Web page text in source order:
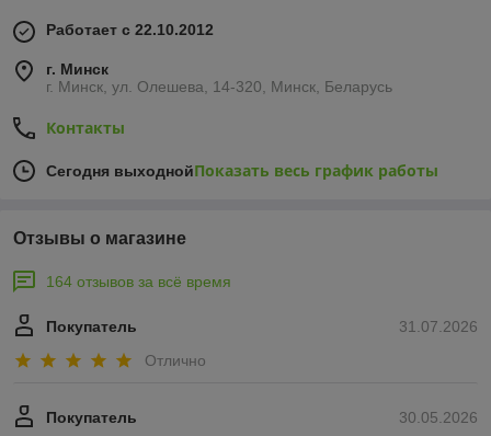
Работает с 22.10.2012
г. Минск
г. Минск, ул. Олешева, 14-320, Минск, Беларусь
Контакты
Сегодня выходнойПоказать весь график работы
Отзывы о магазине
164 отзывов за всё время
31.07.2026
Покупатель
Отлично
30.05.2026
Покупатель